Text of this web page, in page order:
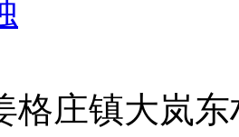
格庄镇大岚